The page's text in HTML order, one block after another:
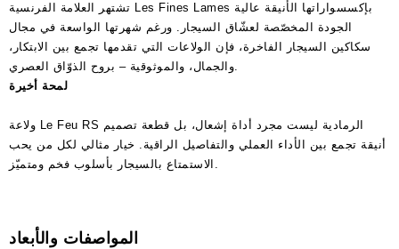
تشتهر العلامة الفرنسية Les Fines Lames بإكسسواراتها الأنيقة عالية
الجودة المخصّصة لعشّاق السيجار. ورغم شهرتها الواسعة في مجال
سكاكين السيجار الفاخرة، فإن الولاعات التي تقدمها تجمع بين الابتكار،
والجمال، والموثوقية – بروح الذوّاق العصري.
لمحة أخيرة
ولاعة Le Feu RS الرمادية ليست مجرد أداة إشعال، بل قطعة تصميم
أنيقة تجمع بين الأداء العملي والتفاصيل الراقية. خيار مثالي لكل من يحب
الاستمتاع بالسيجار بأسلوب فخم ومتميّز.
المواصفات والأبعاد